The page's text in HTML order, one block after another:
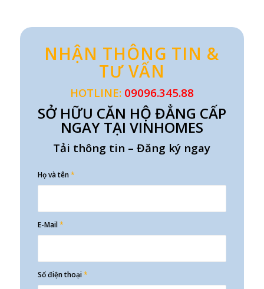
NHẬN THÔNG TIN &
TƯ VẤN
HOTLINE: 09096.345.88
SỞ HỮU CĂN HỘ ĐẲNG CẤP
NGAY TẠI VINHOMES
Tải thông tin – Đăng ký ngay
Họ và tên*
E-Mail*
Số điện thoại*